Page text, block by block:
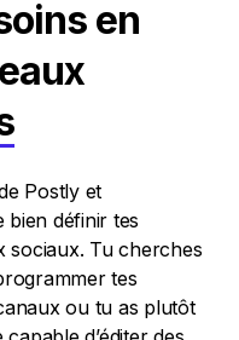
en
Postly et
bien définir tes
sociaux. Tu cherches
tes
ou tu as plutôt